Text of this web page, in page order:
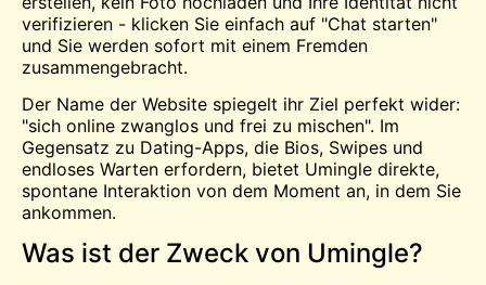
verifizieren - klicken Sie einfach auf "Chat starten"
und Sie werden sofort mit einem Fremden
zusammengebracht.
Der Name der Website spiegelt ihr Ziel perfekt wider:
"sich online zwanglos und frei zu mischen". Im
Gegensatz zu Dating-Apps, die Bios, Swipes und
endloses Warten erfordern, bietet Umingle direkte,
spontane Interaktion von dem Moment an, in dem Sie
ankommen.
Was ist der Zweck von Umingle?